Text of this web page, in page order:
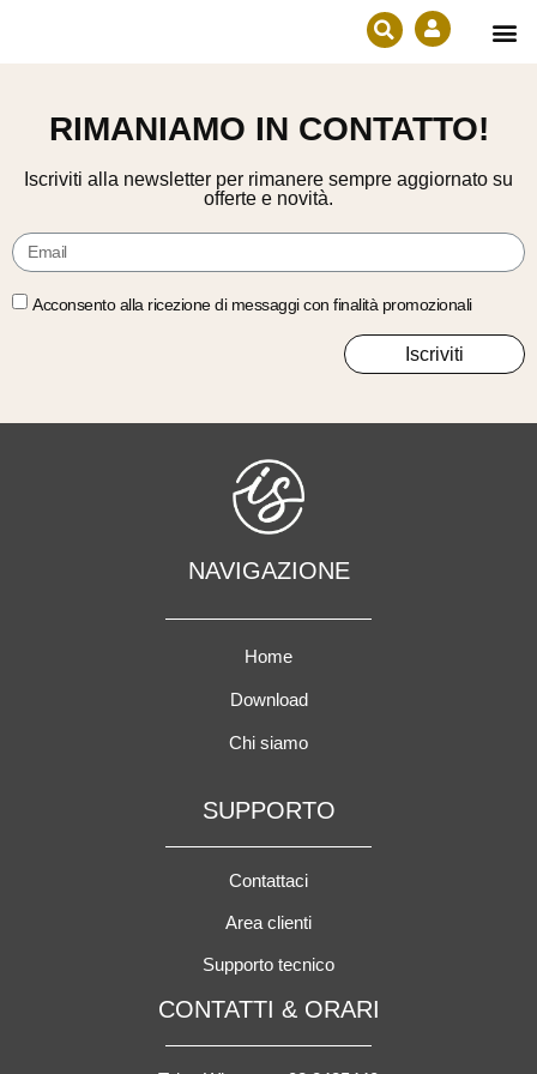
RIMANIAMO IN CONTATTO!
Iscriviti alla newsletter per rimanere sempre aggiornato su
offerte e novità.
Acconsento alla ricezione di messaggi con finalità promozionali
Iscriviti
NAVIGAZIONE
Home
Download
Chi siamo
SUPPORTO
Contattaci
Area clienti
Supporto tecnico
CONTATTI & ORARI